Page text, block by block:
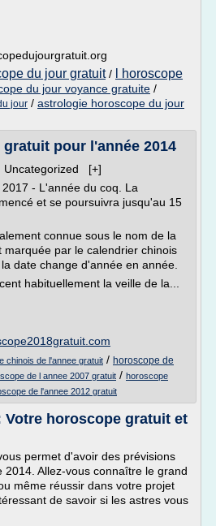
du jour gratuit/
l horoscope
du jour voyance gratuite /
jour / astrologie horoscope du jour
pour l'année 2014
Uncategorized [+]
- L'année du coq. La
et se poursuivra jusqu'au 15
connue sous le nom de la
marquée par le calendrier chinois
date change d'année en année.
habituellement la veille de la...
chinois de l'annee gratuit / horoscope de
de l annee 2007 gratuit / horoscope
de l'annee 2012 gratuit
Votre horoscope gratuit et
permet d'avoir des prévisions
2014. Allez-vous connaître le grand
même réussir dans votre projet
de savoir si les astres vous